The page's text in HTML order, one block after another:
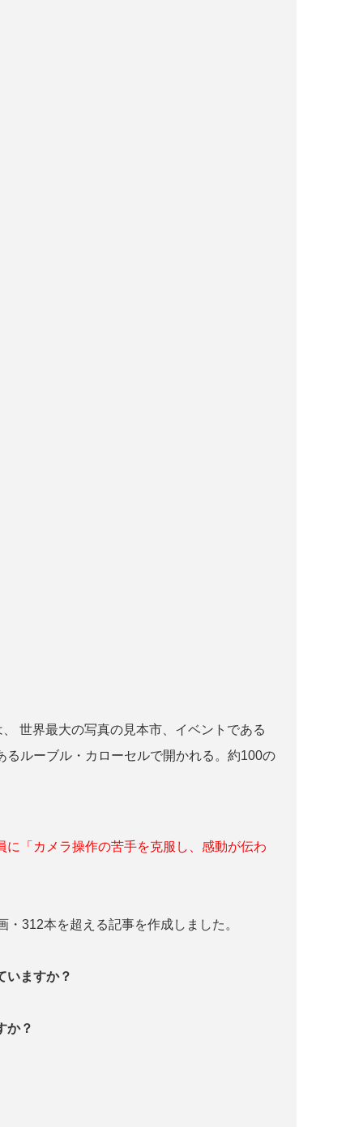
世界最大の写真の見本市、イベントである
ルーブル・カローセルで開かれる。約100の
「カメラ操作の苦手を克服し、感動が伝わ
312本を超える記事を作成しました。
いますか？
か？